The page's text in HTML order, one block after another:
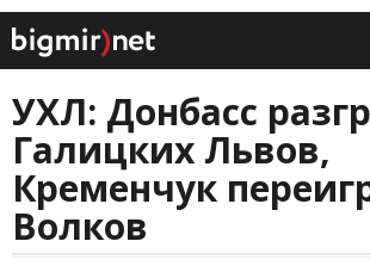
УХЛ: Донбасс
Галицких Львов,
Кременчук
Волков